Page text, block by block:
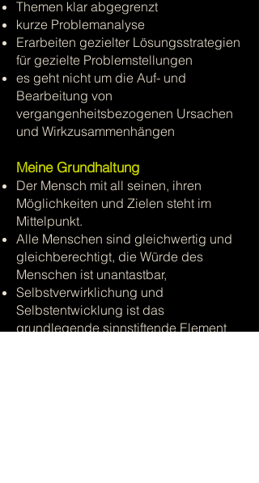
Themen klar abgegrenzt
kurze Problemanalyse
Erarbeiten gezielter Lösungsstrategien
für gezielte Problemstellungen
es geht nicht um die Auf- und
Bearbeitung von
vergangenheitsbezogenen Ursachen
und Wirkzusammenhängen
Meine Grundhaltung
Der Mensch mit all seinen, ihren
Möglichkeiten und Zielen steht im
Mittelpunkt.
Alle Menschen sind gleichwertig und
gleichberechtigt, die Würde des
Menschen ist unantastbar,
Selbstverwirklichung und
Selbstentwicklung ist das
grundlegende sinnstiftende Element